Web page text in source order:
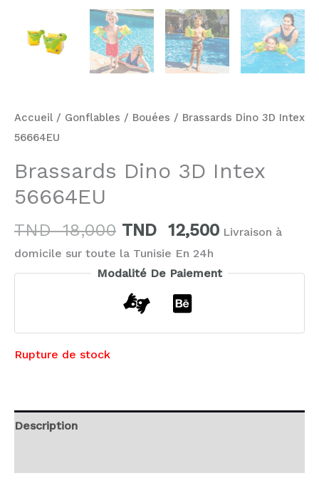
Accueil / Gonflables / Bouées / Brassards Dino 3D Intex
56664EU
Brassards Dino 3D Intex
56664EU
TND18,000 TND 12,500 Livraison à
domicile sur toute la Tunisie En 24h
Modalité De Paiement
Rupture de stock
Description